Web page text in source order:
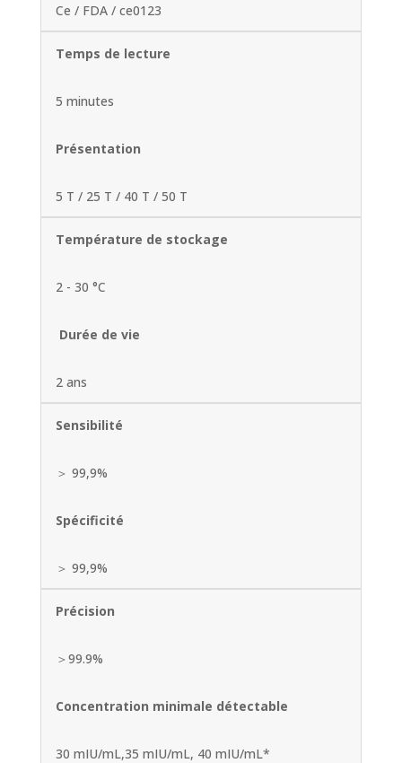
Ce / FDA / ce0123
Temps de lecture
5 minutes
Présentation
5 T / 25 T / 40 T / 50 T
Température de stockage
2 - 30 °C
Durée de vie
2 ans
Sensibilité
＞ 99,9%
Spécificité
＞ 99,9%
Précision
＞99.9%
Concentration minimale détectable
30 mIU/mL,35 mIU/mL, 40 mIU/mL*